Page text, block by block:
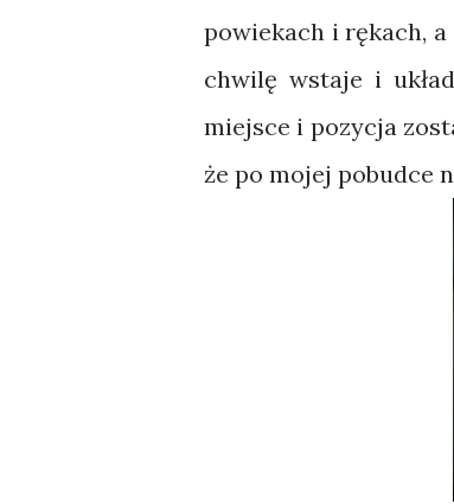
powiekach i rękach, a
chwilę wstaje i
miejsce i pozycja
że po mojej pobudce